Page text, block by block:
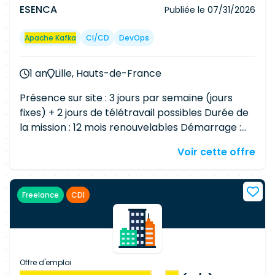
projet Topic As a Service Support plateforme
Environnement anglophone
ESENCA Publiée le 07/31/2026
Apache Kafka CI/CD DevOps
1 an Lille, Hauts-de-France
Présence sur site : 3 jours par semaine (jours
fixes) + 2 jours de télétravail possibles Durée de
la mission : 12 mois renouvelables Démarrage :
programme de transformation de son système
DataEngineering et recherche un(e) Platform
Engineer expérimenté(e). Vous participerez à la
conception et à la mise en œuvre d'une
plateforme de streaming de données basée sur
, destinée à être utilisée en self-
service par les différentes équipes de
Voir cette offre
Freelance CDI
Offre d'emploi